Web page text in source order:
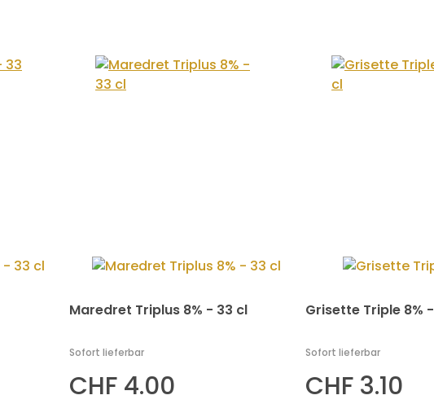
Maredret Triplus 8% - 33 cl
Sofort lieferbar
CHF 4.00
Grisette Triple 8%
Sofort lieferbar
CHF 3.10